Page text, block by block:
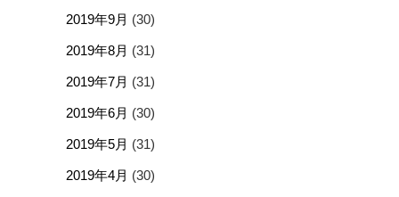
2019年9月 (30)
2019年8月 (31)
2019年7月 (31)
2019年6月 (30)
2019年5月 (31)
2019年4月 (30)